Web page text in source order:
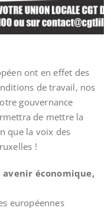
ont en effet des
de travail, nos
gouvernance
de mettre la
que la voix des
!
économique,
européennes